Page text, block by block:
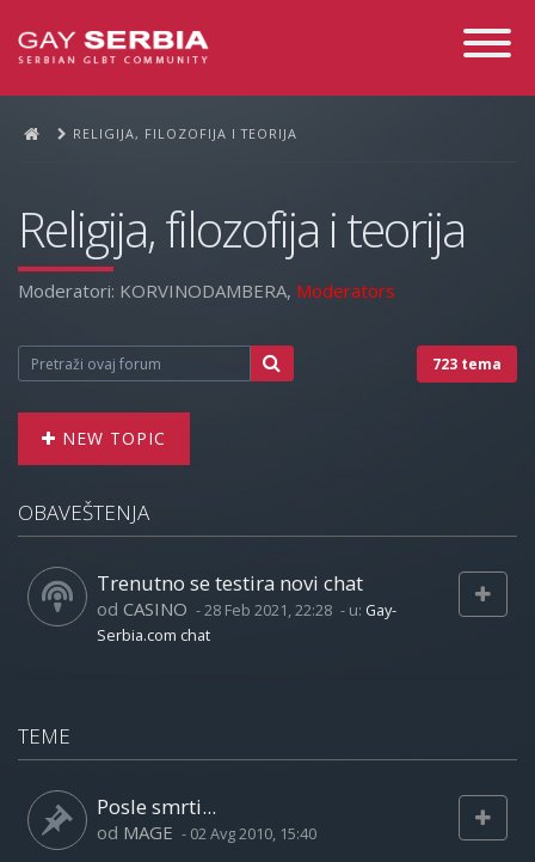
Toggle
RELIGIJA, FILOZOFIJA I TEORIJA
Religija, filozofija i teorija
Moderatori: KORVINODAMBERA, Moderators
723 tema
NEW TOPIC
OBAVEŠTENJA
Trenutno se testira novi chat
od CASINO -28 Feb 2021, 22:28 - u: Gay-
Serbia.com chat
TEME
Posle smrti...
od MAGE - 02 Avg 2010, 15:40